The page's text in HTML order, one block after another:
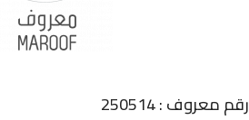
رقم معروف : 250514